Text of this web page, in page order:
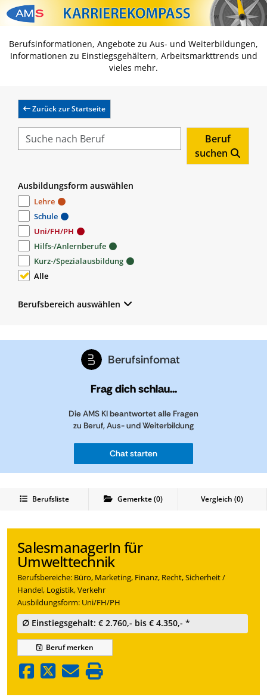
Zum Inhalt springen
Zum Navmenü springen
Zur Suche springen
Zur Footer springen
Berufsinformationen, Angebote zu Aus- und Weiterbildungen,
Informationen zu Einstiegsgehältern, Arbeitsmarkttrends und
vieles mehr.
Zurück zur Startseite
Beruf
suchen
Ausbildungsform auswählen
Lehre
Schule
Uni/FH/PH
Hilfs-/Anlernberufe
Kurz-/Spezialausbildung
Alle
Berufsbereich auswählen
Berufsinfomat
Frag dich schlau...
Die AMS KI beantwortet alle Fragen
zu Beruf, Aus- und Weiterbildung
Chat starten
Berufsliste Gemerkte(0) Vergleich (0)
SalesmanagerIn für
Umwelttechnik
Berufsbereiche: Büro, Marketing, Finanz, Recht, Sicherheit /
Handel, Logistik, Verkehr
Ausbildungsform: Uni/FH/PH
∅ Einstiegsgehalt: € 2.760,- bis € 4.350,- *
Berufmerken